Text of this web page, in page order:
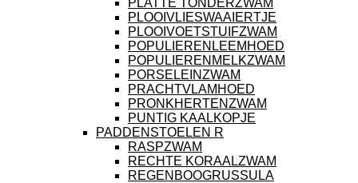
PLATTE TONDERZWAM
PLOOIVLIESWAAIERTJE
PLOOIVOETSTUIFZWAM
POPULIERENLEEMHOED
POPULIERENMELKZWAM
PORSELEINZWAM
PRACHTVLAMHOED
PRONKHERTENZWAM
PUNTIG KAALKOPJE
PADDENSTOELEN R
RASPZWAM
RECHTE KORAALZWAM
REGENBOOGRUSSULA